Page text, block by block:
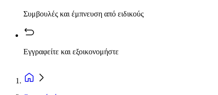
Συμβουλές και έμπνευση από ειδικούς
Εγγραφείτε και εξοικονομήστε